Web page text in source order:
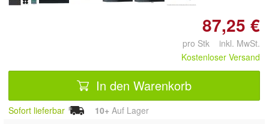
87,25 €
pro Stk inkl. MwSt.
Kostenloser Versand
In den Warenkorb
Sofort lieferbar 10+ Auf Lager